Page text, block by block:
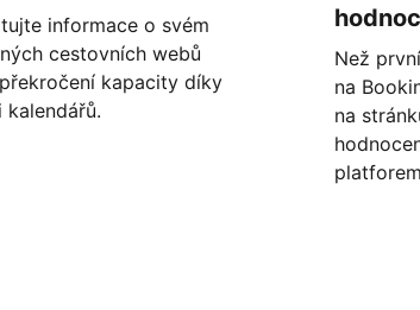
informace o svém
cestovních webů
kapacity díky
kalendářů.
Než
na
na